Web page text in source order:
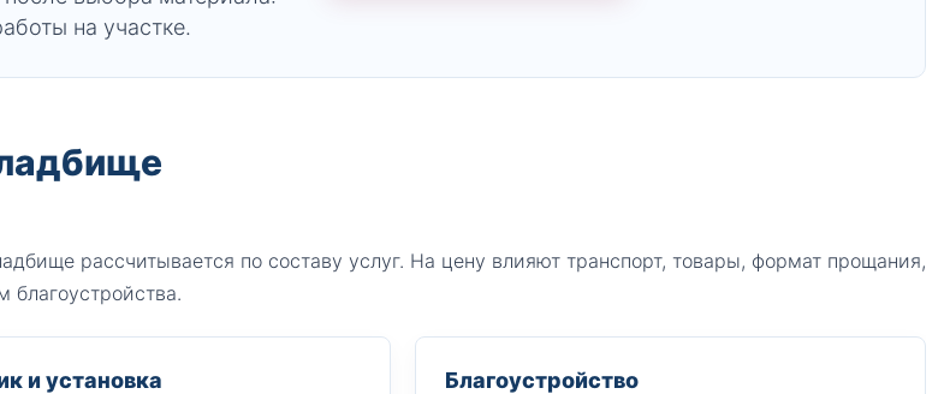
на участке.
рассчитывается по составу услуг. На цену влияют транспорт, товары, формат прощания,
благоустройства.
и установка Благоустройство